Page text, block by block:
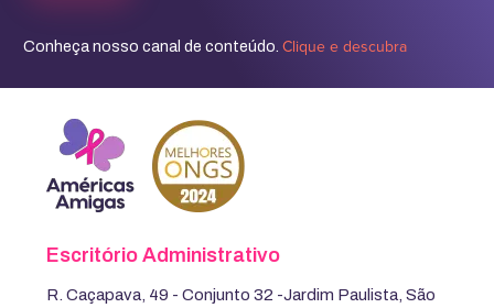
Conheça nosso canal de conteúdo. Clique e descubra
Escritório Administrativo
R. Caçapava, 49 - Conjunto 32 -Jardim Paulista, São